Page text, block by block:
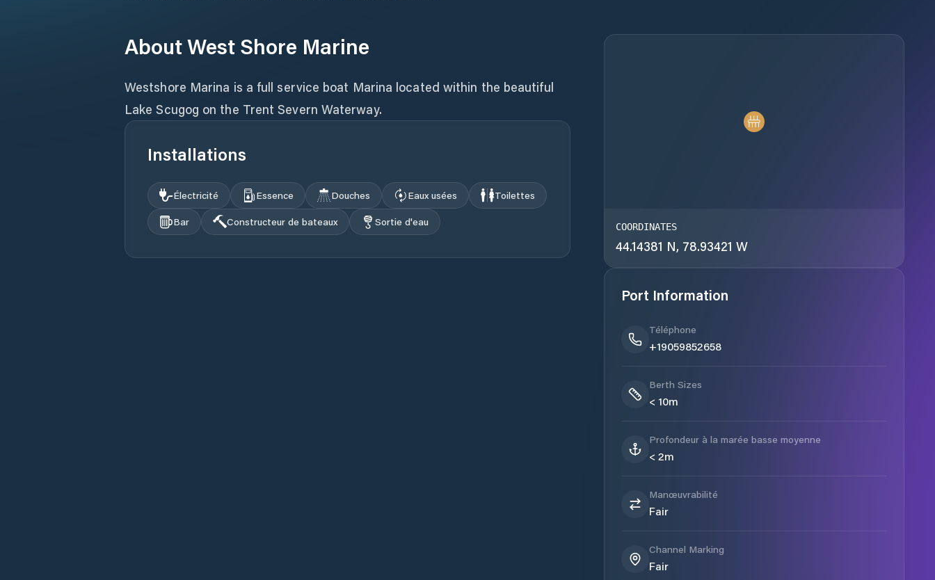
AboutWest Shore Marine
Westshore Marina is a full service boat Marina located within the beautiful
Lake Scugog on the Trent Severn Waterway.
Installations
Électricité Essence Douches Eaux usées
Toilettes
Bar
Constructeur de bateaux Sortie d'eau COORDINATES
44.14381 N, 78.93421 W
Port Information
Téléphone
+19059852658
Berth Sizes
< 10m
Profondeur à la marée basse moyenne
< 2m
Manœuvrabilité
Fair
Channel Marking
Fair